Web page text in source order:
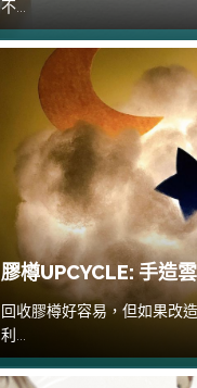
不...
膠樽UPCYCLE: 手造
回收膠樽好容易，但如果改
利...